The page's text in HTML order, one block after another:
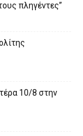
πληγέντες”
10/8 στην